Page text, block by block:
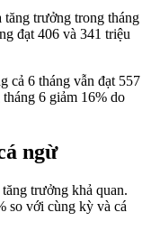
trưởng trong tháng
đạt 406 và 341 triệu
cả 6 tháng vẫn đạt 557
6 giảm 16% do
ngừ
trưởng khả quan.
so với cùng kỳ và cá